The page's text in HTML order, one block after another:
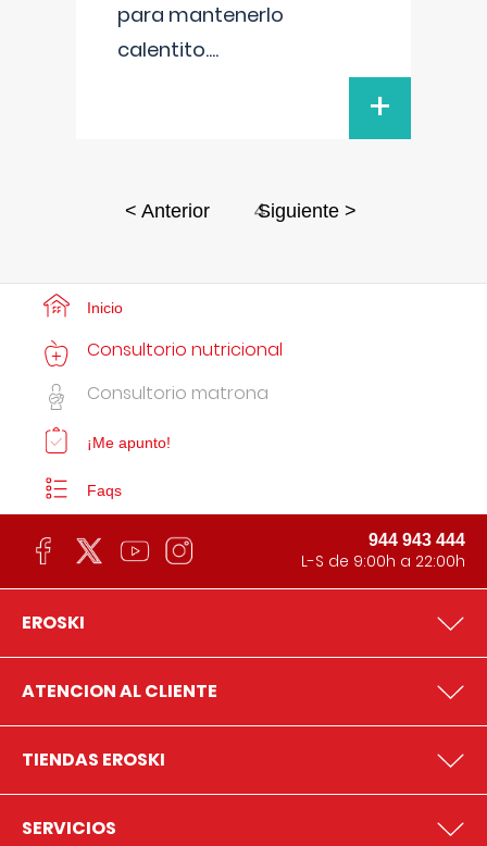
para mantenerlo
calentito....
+
< Anterior 4
Siguiente >
Inicio
Consultorio nutricional
Consultorio matrona
¡Me apunto!
Faqs
944 943 444
L-S de 9:00h a 22:00h
EROSKI
ATENCION AL CLIENTE
TIENDAS EROSKI
SERVICIOS